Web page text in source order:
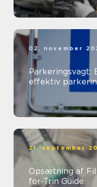
02. november
Parkeringsvagt:
effektiv
21. september
Opsætning af
for-Trin Guide